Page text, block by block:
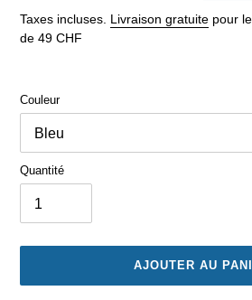
réduit
normal
Taxes incluses. Livraison gratuite pour
de 49 CHF
Couleur
Quantité
AJOUTER AU